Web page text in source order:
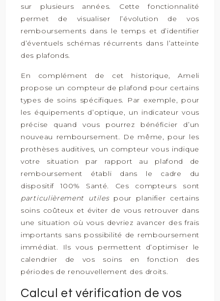
sur plusieurs années. Cette fonctionnalité
permet de visualiser l’évolution de vos
remboursements dans le temps et d’identifier
d’éventuels schémas récurrents dans l’atteinte
des plafonds.
En complément de cet historique, Ameli
propose un compteur de plafond pour certains
types de soins spécifiques. Par exemple, pour
les équipements d’optique, un indicateur vous
précise quand vous pourrez bénéficier d’un
nouveau remboursement. De même, pour les
prothèses auditives, un compteur vous indique
votre situation par rapport au plafond de
remboursement établi dans le cadre du
dispositif 100% Santé. Ces compteurs sont
particulièrement utiles pour planifier certains
soins coûteux et éviter de vous retrouver dans
une situation où vous devriez avancer des frais
importants sans possibilité de remboursement
immédiat. Ils vous permettent d’optimiser le
calendrier de vos soins en fonction des
périodes de renouvellement des droits.
Calcul et vérification de vos